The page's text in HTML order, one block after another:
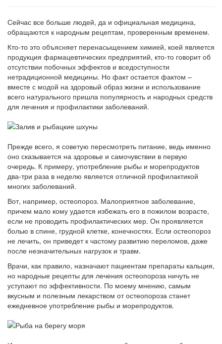
Сейчас все больше людей, да и официальная медицина,
обращаются к народным рецептам, проверенным временем.
Кто-то это объясняет перенасыщением химией, коей является
продукция фармацевтических предприятий, кто-то говорит об
отсутствии побочных эффектов и вседоступности
нетрадиционной медицины. Но факт остается фактом –
вместе с модой на здоровый образ жизни и использование
всего натурального пришла популярность и народных средств
для лечения и профилактики заболеваний.
Прежде всего, я советую пересмотреть питание, ведь именно
оно сказывается на здоровье и самочувствии в первую
очередь. К примеру, употребление рыбы и морепродуктов
два-три раза в неделю является отличной профилактикой
многих заболеваний.
Вот, например, остеопороз. Малоприятное заболевание,
причем мало кому удается избежать его в пожилом возрасте,
если не проводить профилактических мер. Он проявляется
болью в спине, грудной клетке, конечностях. Если остеопороз
не лечить, он приведет к частому развитию переломов, даже
после незначительных нагрузок и травм.
Врачи, как правило, назначают пациентам препараты кальция,
но народные рецепты для лечения остеопороза ничуть не
уступают по эффективности. По моему мнению, самым
вкусным и полезным лекарством от остеопороза станет
ежедневное употребление рыбы и морепродуктов.